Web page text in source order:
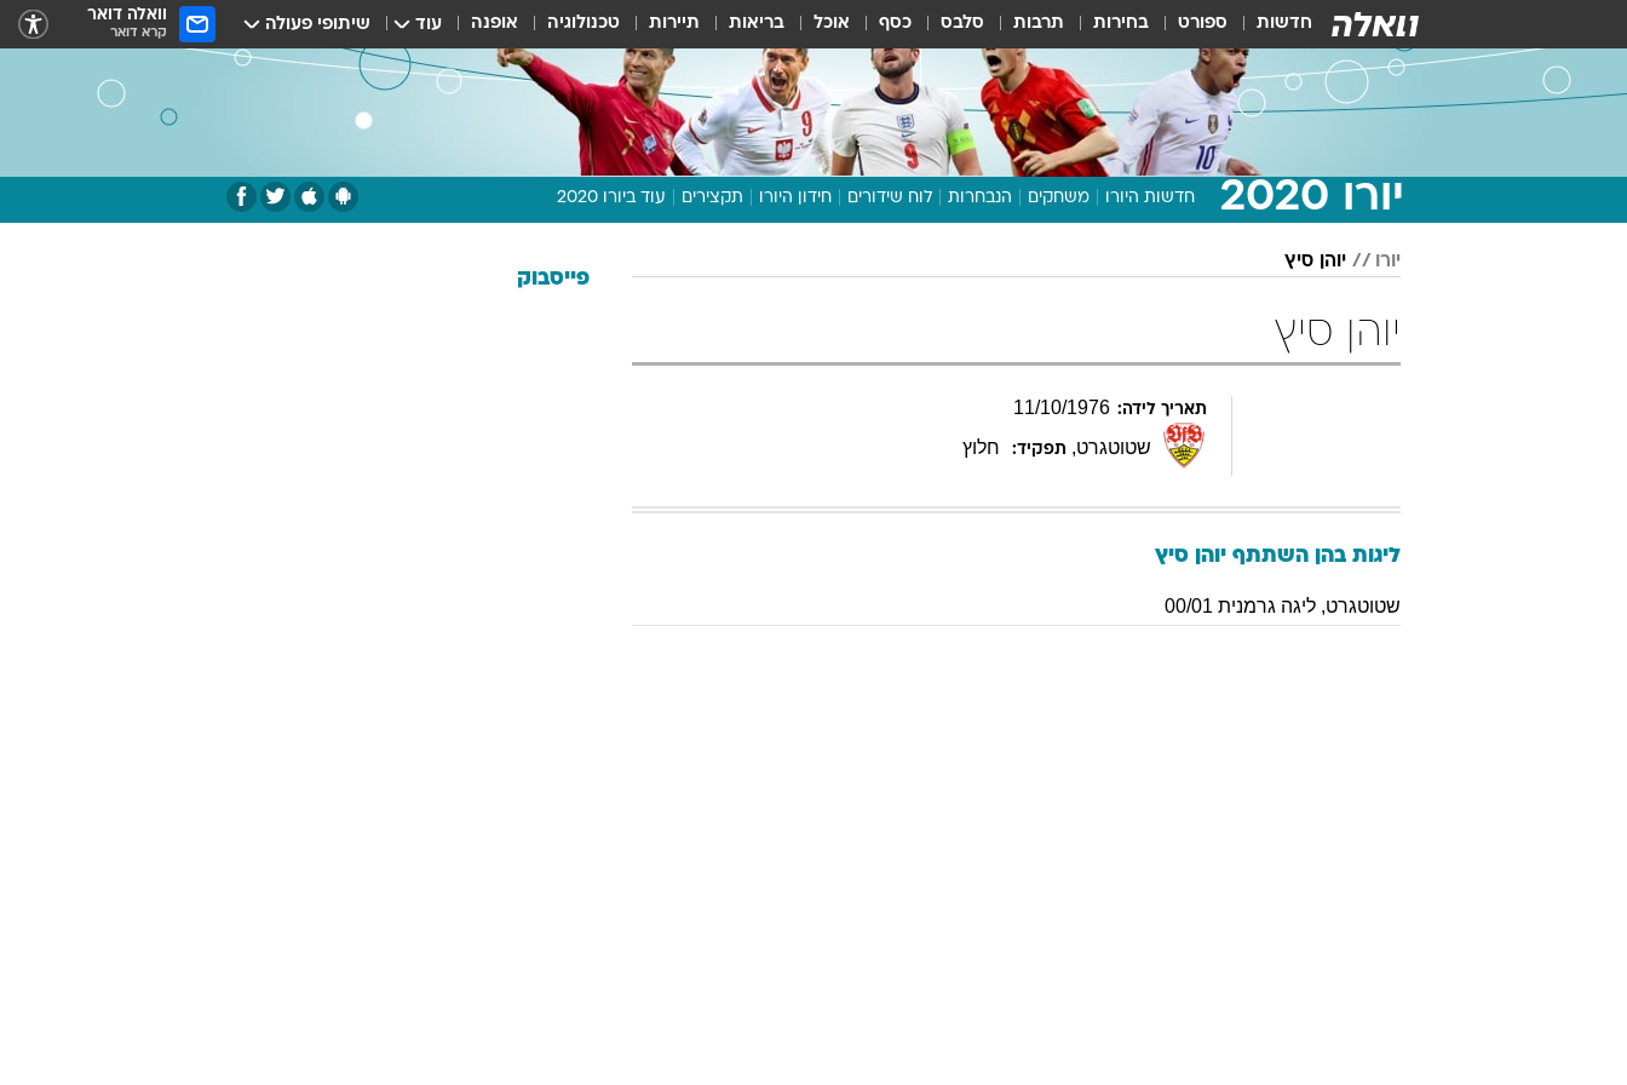
חדשות ספורט בחירות תרבות סלבס כסף אוכל בריאות תיירות טכנולוגיה אופנה עוד שיתופי פעולה וואלה דואר
קרא דואר
יורו 2020 חדשות היורו משחקים הנבחרות לוח שידורים חידון היורו תקצירים עוד ביורו 2020
תכנית היורו
יורו יוהן סיץ
יוהן סיץ
תאריך לידה: 11/10/1976
שטוטגרט, תפקיד: חלוץ
ליגות בהן השתתף יוהן סיץ
שטוטגרט, ליגה גרמנית 00/01
פייסבוק